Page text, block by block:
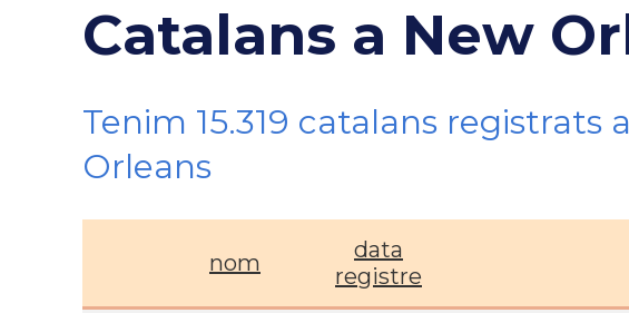
Catalans a New
Tenim 15.319 catalans registrats
Orleans
nom
data
registre